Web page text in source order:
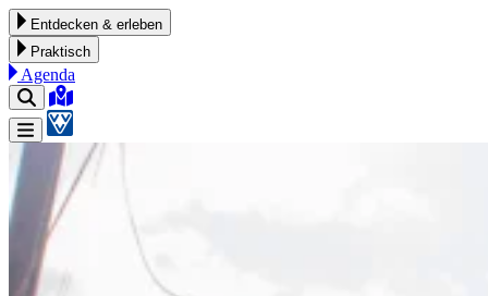
Zum Inhalt springen
Entdecken & erleben
Praktisch
Agenda